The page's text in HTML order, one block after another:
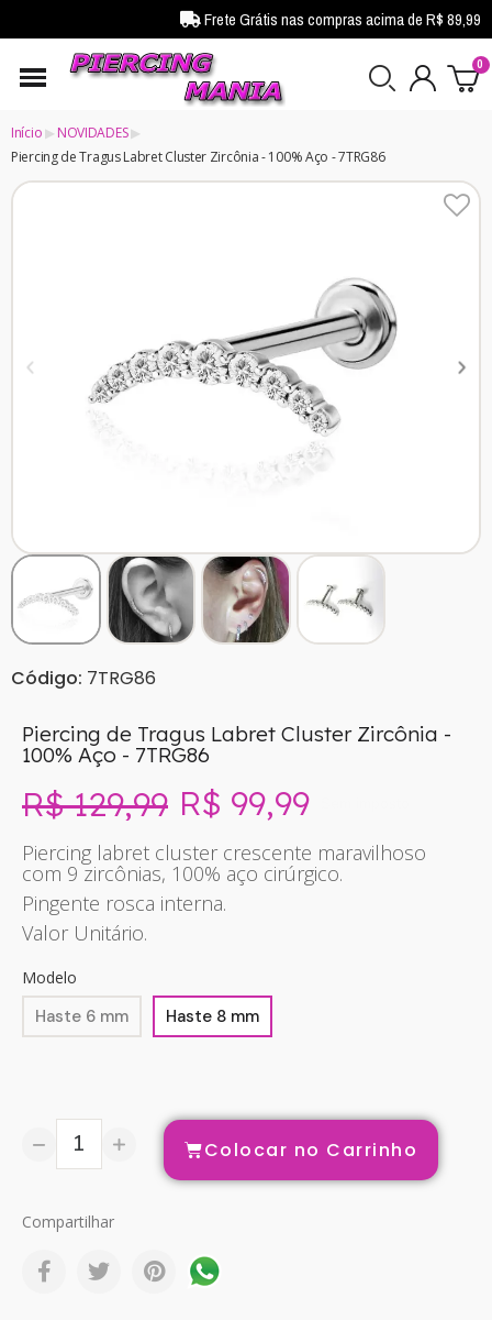
Frete Grátis nas compras acima de R$ 89,99
Início
NOVIDADES
Piercing de Tragus Labret Cluster Zircônia - 100% Aço - 7TRG86
Código: 7TRG86
Piercing de Tragus Labret Cluster Zircônia -
100% Aço - 7TRG86
R$ 129,99 R$ 99,99
Piercing labret cluster crescente maravilhoso
com 9 zircônias, 100% aço cirúrgico.
Pingente rosca interna.
Valor Unitário.
Modelo
Haste 6 mm Haste 8 mm
Colocar no Carrinho
Compartilhar